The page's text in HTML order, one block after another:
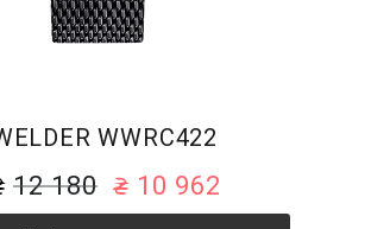
WWRC422
12 180 10 962